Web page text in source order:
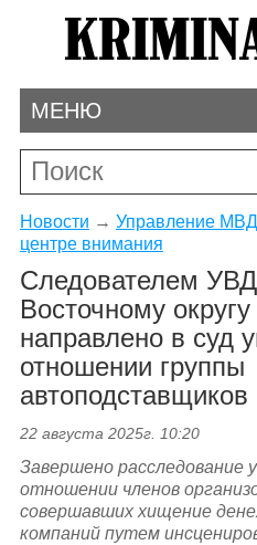
МЕНЮ
Новости → Управление
центре внимания
Следователем
Восточному
направлено в суд
отношении группы
автоподставщиков
22 августа 2025г. 10:20
Завершено расследование
отношении членов
совершавших хищение
компаний путем